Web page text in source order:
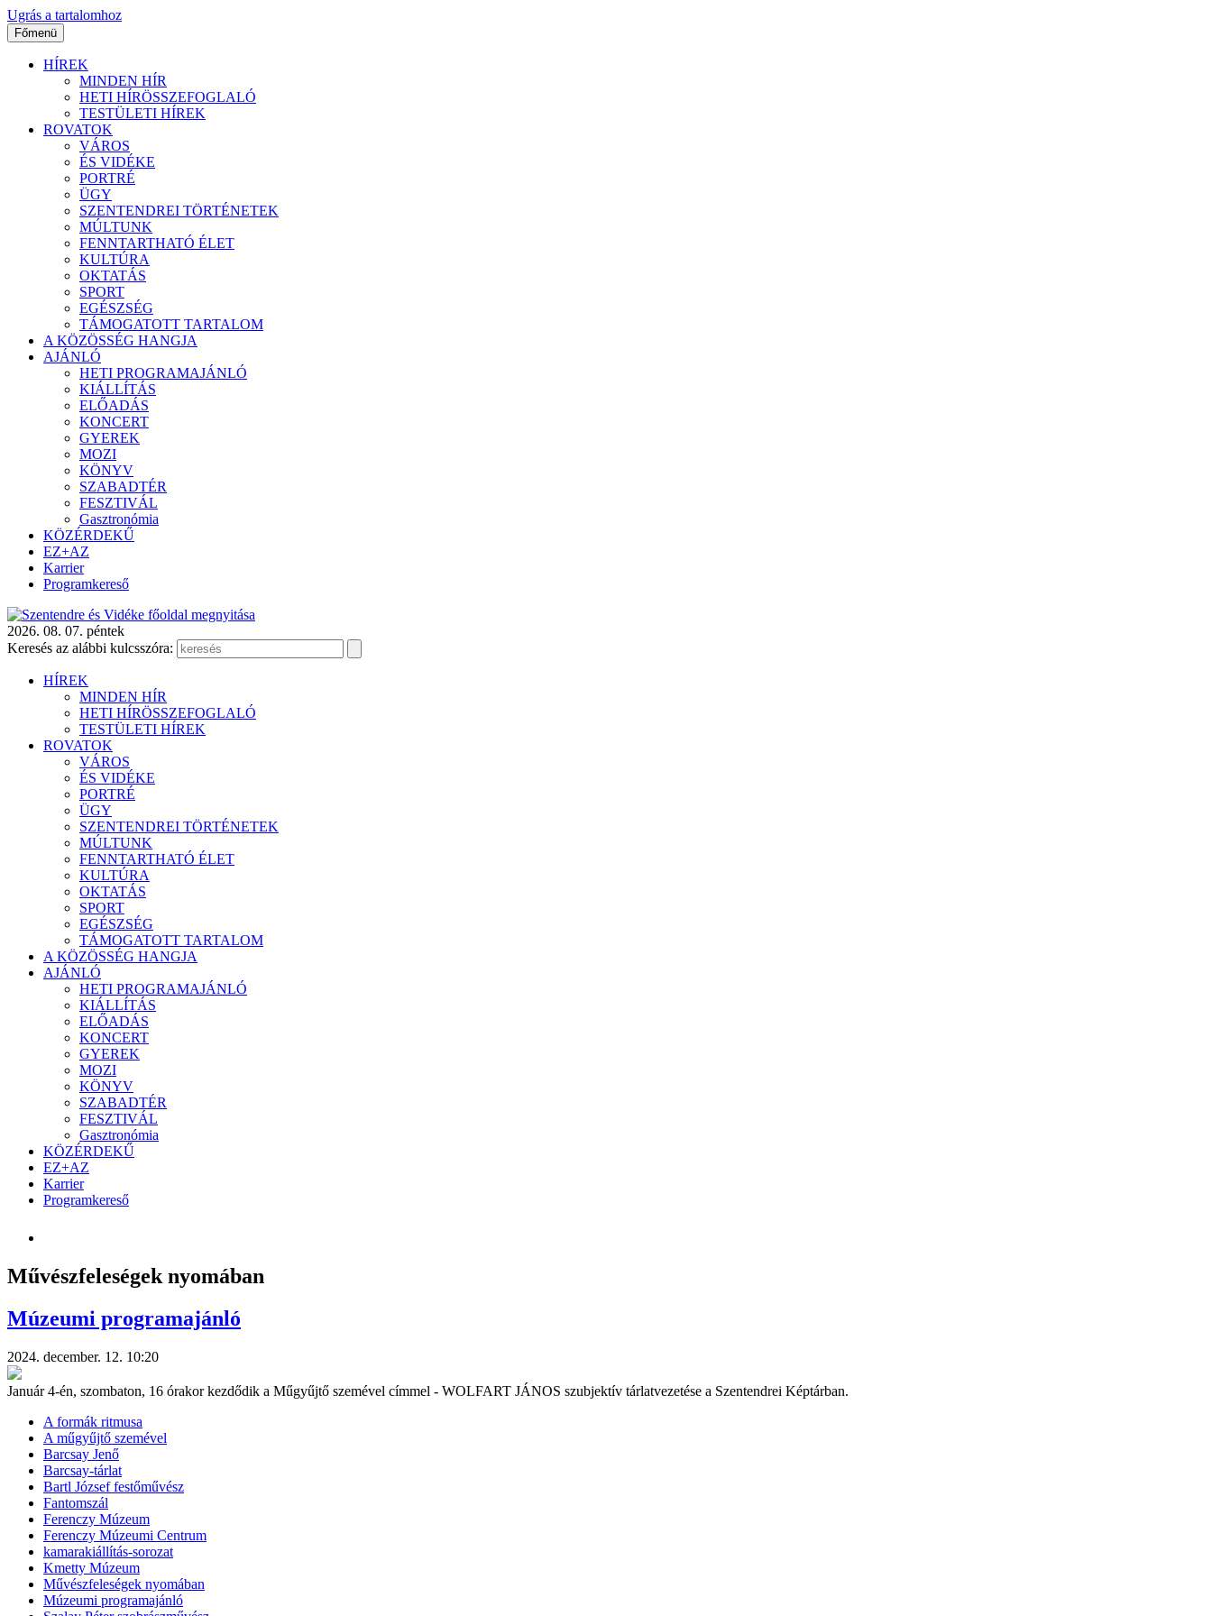
Ugrás a tartalomhoz
Főmenü
HÍREK
MINDEN HÍR
HETI HÍRÖSSZEFOGLALÓ
TESTÜLETI HÍREK
ROVATOK
VÁROS
ÉS VIDÉKE
PORTRÉ
ÜGY
SZENTENDREI TÖRTÉNETEK
MÚLTUNK
FENNTARTHATÓ ÉLET
KULTÚRA
OKTATÁS
SPORT
EGÉSZSÉG
TÁMOGATOTT TARTALOM
A KÖZÖSSÉG HANGJA
AJÁNLÓ
HETI PROGRAMAJÁNLÓ
KIÁLLÍTÁS
ELŐADÁS
KONCERT
GYEREK
MOZI
KÖNYV
SZABADTÉR
FESZTIVÁL
Gasztronómia
KÖZÉRDEKŰ
EZ+AZ
Karrier
Programkereső
2026. 08. 07. péntek
Keresés az alábbi kulcsszóra:
HÍREK
MINDEN HÍR
HETI HÍRÖSSZEFOGLALÓ
TESTÜLETI HÍREK
ROVATOK
VÁROS
ÉS VIDÉKE
PORTRÉ
ÜGY
SZENTENDREI TÖRTÉNETEK
MÚLTUNK
FENNTARTHATÓ ÉLET
KULTÚRA
OKTATÁS
SPORT
EGÉSZSÉG
TÁMOGATOTT TARTALOM
A KÖZÖSSÉG HANGJA
AJÁNLÓ
HETI PROGRAMAJÁNLÓ
KIÁLLÍTÁS
ELŐADÁS
KONCERT
GYEREK
MOZI
KÖNYV
SZABADTÉR
FESZTIVÁL
Gasztronómia
KÖZÉRDEKŰ
EZ+AZ
Karrier
Programkereső
Művészfeleségek nyomában
Múzeumi programajánló
2024. december. 12. 10:20
Január 4-én, szombaton, 16 órakor kezdődik a Műgyűjtő szemével címmel - WOLFART JÁNOS szubjektív tárlatvezetése a Szentendrei Képtárban.
A formák ritmusa
A műgyűjtő szemével
Barcsay Jenő
Barcsay-tárlat
Bartl József festőművész
Fantomszál
Ferenczy Múzeum
Ferenczy Múzeumi Centrum
kamarakiállítás-sorozat
Kmetty Múzeum
Művészfeleségek nyomában
Múzeumi programajánló